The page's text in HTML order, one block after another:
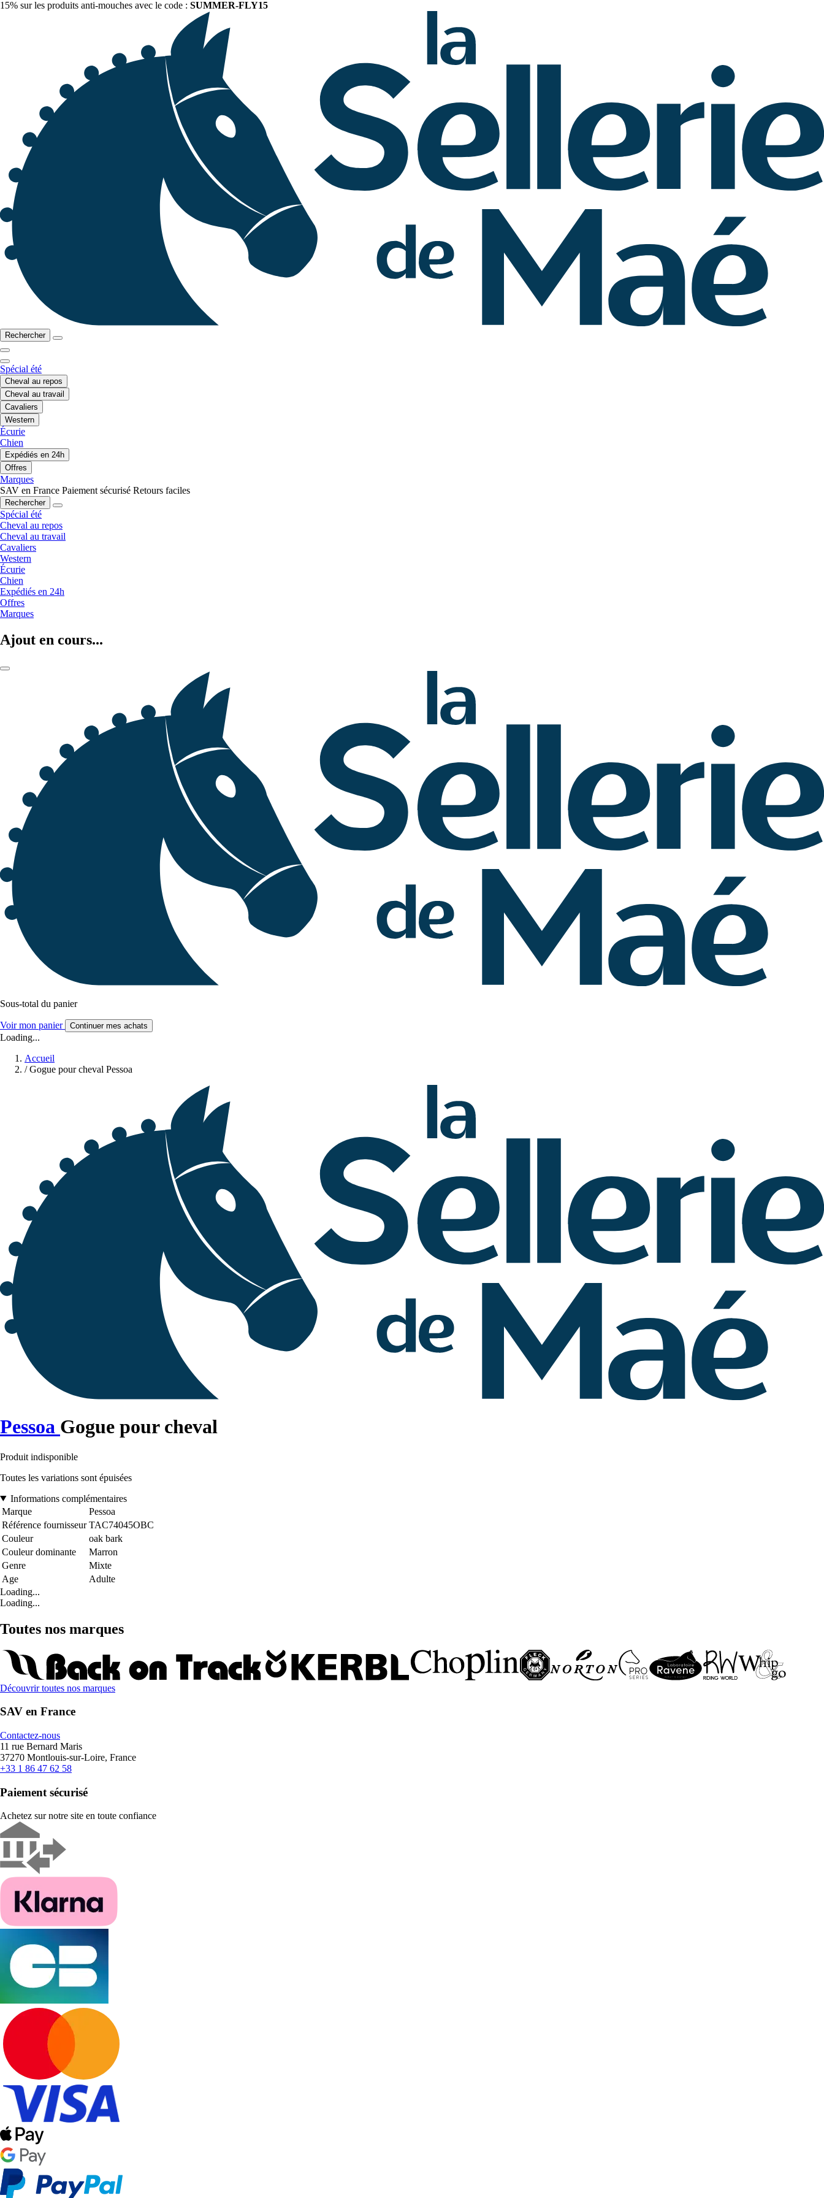
15% sur les produits anti-mouches avec le code : SUMMER-FLY15
Rechercher
Spécial été
Cheval au repos
Cheval au travail
Cavaliers
Western
Écurie
Chien
Expédiés en 24h
Offres
Marques
SAV en France Paiement sécurisé Retours faciles
Rechercher
Spécial été
Cheval au repos
Cheval au travail
Cavaliers
Western
Écurie
Chien
Expédiés en 24h
Offres
Marques
Ajout en cours...
Sous-total du panier
Voir mon panier Continuer mes achats
Loading...
Accueil
/ Gogue pour cheval Pessoa
Pessoa Gogue pour cheval
Produit indisponible
Toutes les variations sont épuisées
Informations complémentaires
Marque
Pessoa
Référence fournisseur TAC74045OBC
Couleur
oak bark
Couleur dominante
Marron
Genre
Mixte
Age
Adulte
Loading...
Loading...
Toutes nos marques
Découvrir toutes nos marques
SAV en France
Contactez-nous
11 rue Bernard Maris
37270 Montlouis-sur-Loire, France
+33 1 86 47 62 58
Paiement sécurisé
Achetez sur notre site en toute confiance